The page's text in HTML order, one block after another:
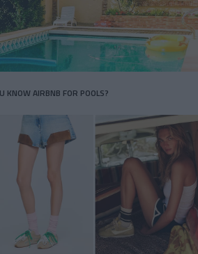
KNOW AIRBNB FOR POOLS?